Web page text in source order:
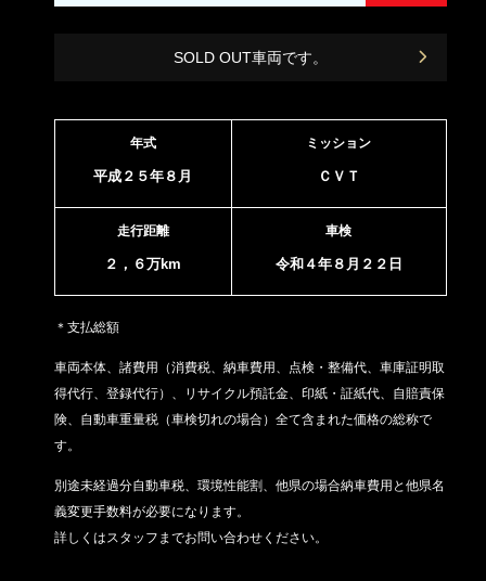
SOLD OUT車両です。
年式
平成２５年８月
ミッション
ＣＶＴ
走行距離
２，６万km
車検
令和４年８月２２日
＊支払総額
車両本体、諸費用（消費税、納車費用、点検・整備代、車庫証明取
得代行、登録代行）、リサイクル預託金、印紙・証紙代、 自賠責保
険、自動車重量税（車検切れの場合） 全て含まれた価格の総称で
す。
別途未経過分自動車税、環境性能割、他県の場合納車費用と他県名
義変更手数料が必要になります。
詳しくはスタッフまでお問い合わせください。